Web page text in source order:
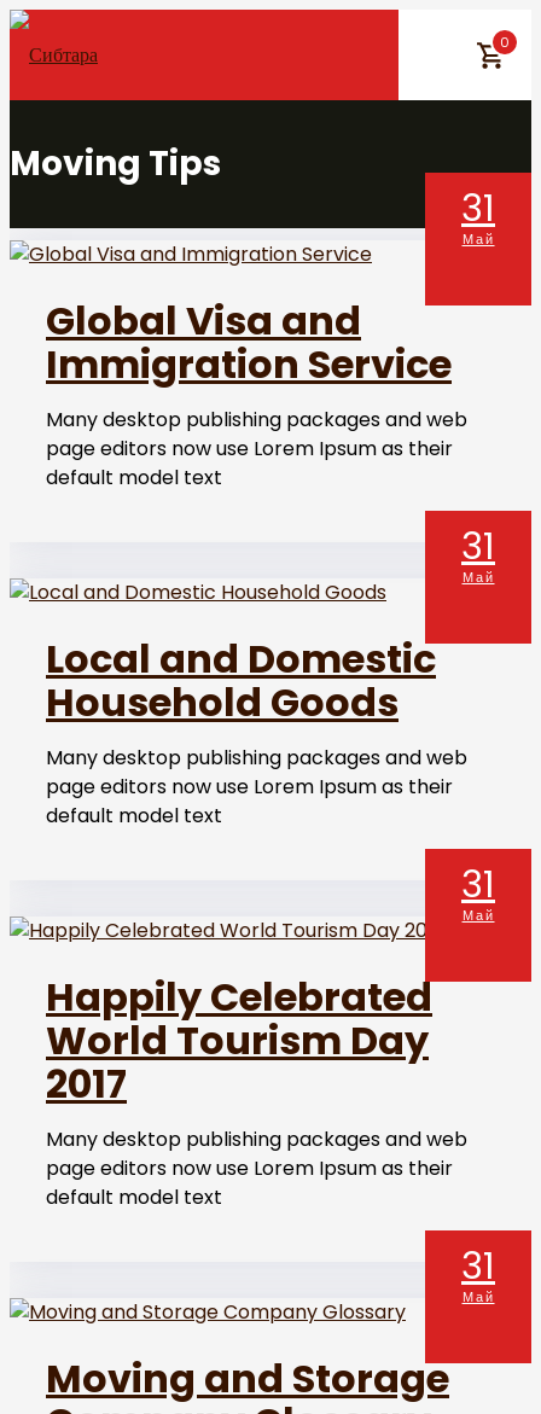
Skip
0
Moving Tips
31
Май
Global Visa and
Immigration Service
Many desktop publishing packages and web
page editors now use Lorem Ipsum as their
default model text
31
Май
Local and Domestic
Household Goods
Many desktop publishing packages and web
page editors now use Lorem Ipsum as their
default model text
31
Май
Happily Celebrated
World Tourism Day
2017
Many desktop publishing packages and web
page editors now use Lorem Ipsum as their
default model text
31
Май
Moving and Storage